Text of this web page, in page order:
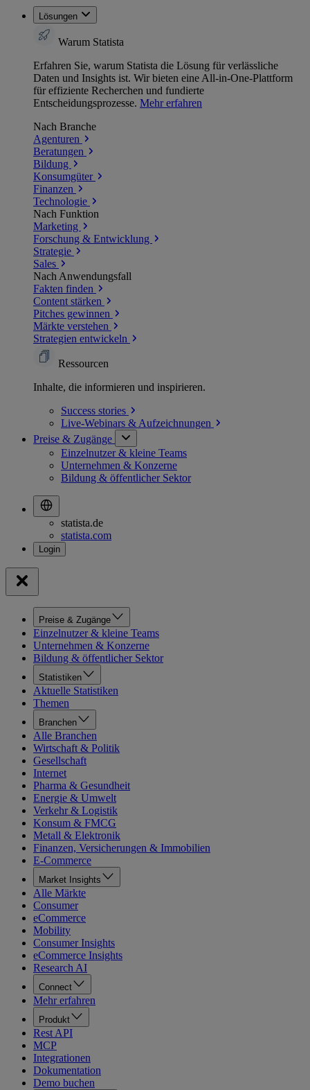
Lösungen
Warum Statista
Erfahren Sie, warum Statista die Lösung für verlässliche
Daten und Insights ist. Wir bieten eine All-in-One-Plattform
für effiziente Recherchen und fundierte
Entscheidungsprozesse. Mehr erfahren
Nach Branche
Agenturen
Beratungen
Bildung
Konsumgüter
Finanzen
Technologie
Nach Funktion
Marketing
Forschung & Entwicklung
Strategie
Sales
Nach Anwendungsfall
Fakten finden
Content stärken
Pitches gewinnen
Märkte verstehen
Strategien entwickeln
Ressourcen
Inhalte, die informieren und inspirieren.
Success stories
Live-Webinars & Aufzeichnungen
Preise & Zugänge
Einzelnutzer & kleine Teams
Unternehmen & Konzerne
Bildung & öffentlicher Sektor
statista.de
statista.com
Preise & Zugänge
Einzelnutzer & kleine Teams
Unternehmen & Konzerne
Bildung & öffentlicher Sektor
Statistiken
Aktuelle Statistiken
Themen
Branchen
Alle Branchen
Wirtschaft & Politik
Gesellschaft
Internet
Pharma & Gesundheit
Energie & Umwelt
Verkehr & Logistik
Konsum & FMCG
Metall & Elektronik
Finanzen, Versicherungen & Immobilien
E-Commerce
Market Insights
Alle Märkte
Consumer
eCommerce
Mobility
Consumer Insights
eCommerce Insights
Research AI
Connect
Mehr erfahren
Produkt
Rest API
MCP
Integrationen
Dokumentation
Demo buchen